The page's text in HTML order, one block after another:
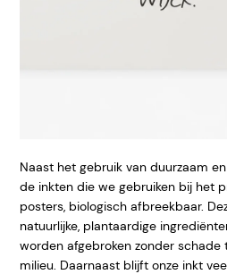
Naast het gebruik van duurzaam
de inkten die we gebruiken bij het
posters, biologisch afbreekbaar.
natuurlijke, plantaardige
worden afgebroken zonder
milieu. Daarnaast blijft onze inkt